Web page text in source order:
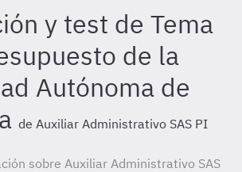
y test de Tema
de la
Autónoma de
de Auxiliar Administrativo SAS PI
sobre Auxiliar Administrativo SAS